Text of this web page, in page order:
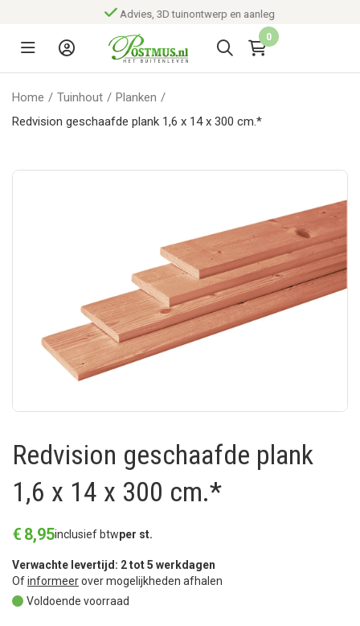
Advies, 3D tuinontwerp en aanleg
0
Home / Tuinhout / Planken /
Redvision geschaafde plank 1,6 x 14 x 300 cm.*
Redvision geschaafde plank
1,6 x 14 x 300 cm.*
€ 8,95inclusief btwper st.
Verwachte levertijd: 2 tot 5 werkdagen
Ofinformeerover mogelijkheden afhalen
Voldoende voorraad